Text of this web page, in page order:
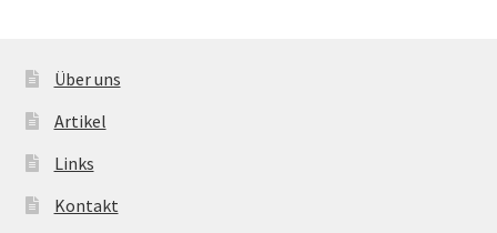
Über uns
Artikel
Links
Kontakt